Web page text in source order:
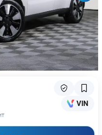
VIN